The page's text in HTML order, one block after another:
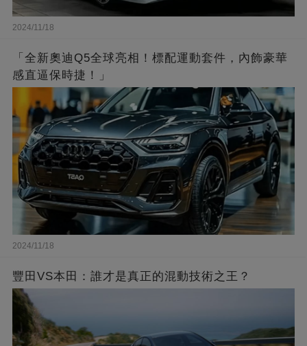
2024/11/18
「全新奧迪Q5全球亮相！標配運動套件，內飾豪華
感直逼保時捷！」
2024/11/18
豐田VS本田：誰才是真正的混動技術之王？